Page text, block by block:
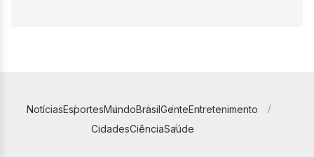
NotíciasEsportesMundoBrasilGenteEntretenimento
CidadesCiênciaSaúde